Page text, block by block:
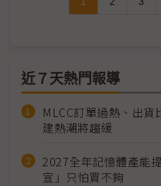
近７天熱門報導
MLCC訂單過熱、出
建熱潮將趨緩
2027全年記憶體產能
宣」只怕買不夠